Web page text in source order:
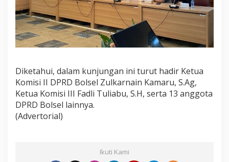
Diketahui, dalam kunjungan ini turut hadir Ketua
Komisi II DPRD Bolsel Zulkarnain Kamaru, S.Ag,
Ketua Komisi III Fadli Tuliabu, S.H, serta 13 anggota
DPRD Bolsel lainnya.
(Advertorial)
Ikuti Kami